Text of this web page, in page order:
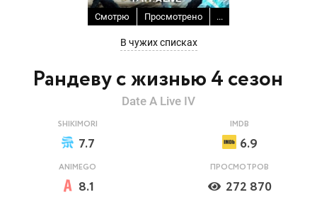
Рандеву с жизнью 4 сезон
Смотрю Просмотрено ...
В чужих списках
Date A Live IV
SHIKIMORI
7.7
IMDB
6.9
ANIMEGO
8.1
ПРОСМОТРОВ
272 870